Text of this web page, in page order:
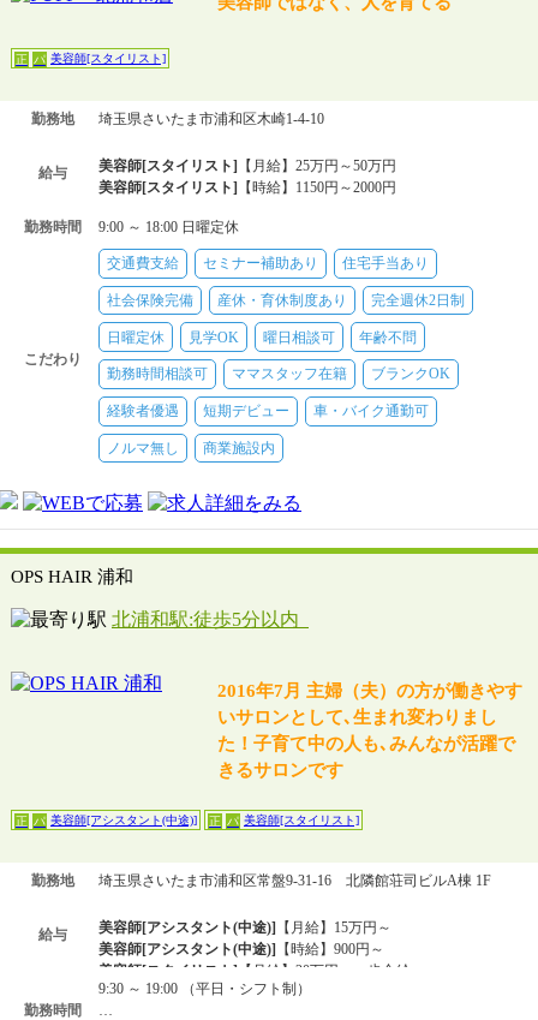
正 パ 美容師[スタイリスト]
勤務地 埼玉県さいたま市浦和区木崎1-4-10
給与 美容師[スタイリスト] 【月給】25万円～50万円
美容師[スタイリスト] 【時給】1150円～2000円
勤務時間 9:00 ～ 18:00 日曜定休
こだわり
交通費支給 セミナー補助あり 住宅手当あり
社会保険完備 産休・育休制度あり 完全週休2日制
日曜定休 見学OK 曜日相談可 年齢不問
勤務時間相談可 ママスタッフ在籍 ブランクOK
経験者優遇 短期デビュー 車・バイク通勤可
ノルマ無し 商業施設内
OPS HAIR 浦和
北浦和駅:徒歩5分以内
2016年7月 主婦（夫）の方が働きやす
いサロンとして､生まれ変わりまし
た！子育て中の人も､みんなが活躍で
きるサロンです
正 パ 美容師[アシスタント(中途)] 正 パ 美容師[スタイリスト]
勤務地 埼玉県さいたま市浦和区常盤9-31-16 北隣館荘司ビルA棟 1F
給与 美容師[アシスタント(中途)] 【月給】15万円～
美容師[アシスタント(中途)] 【時給】900円～
美容師[スタイリスト] 【月給】20万円～＋歩合給
美容師[スタイリスト] 【時給】1000円～
勤務時間
9:30 ～ 19:00 （平日・シフト制）